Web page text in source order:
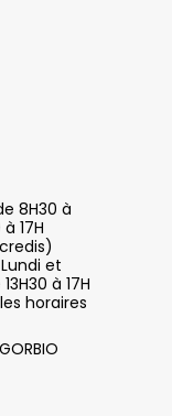
8H30 à
17H
et
à 17H
horaires